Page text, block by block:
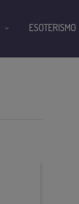
ESOTERISMO